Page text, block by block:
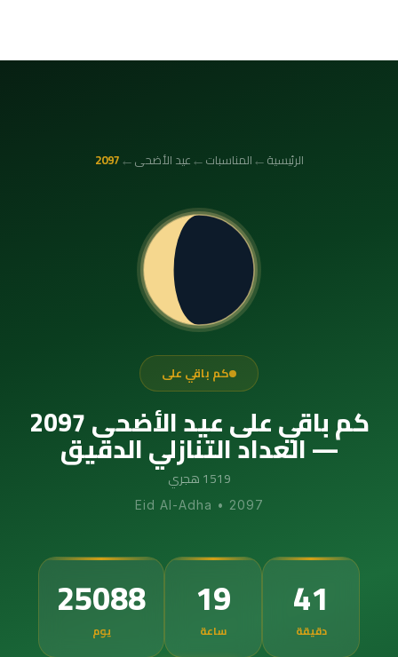
الرئيسية←المناسبات←عيد الأضحى←
2097
كم باقي على
كم باقي على عيد الأضحى 2097
— العداد التنازلي الدقيق
1519 هجري
Eid Al-Adha • 2097
25088
يوم
19
ساعة
41
دقيقة